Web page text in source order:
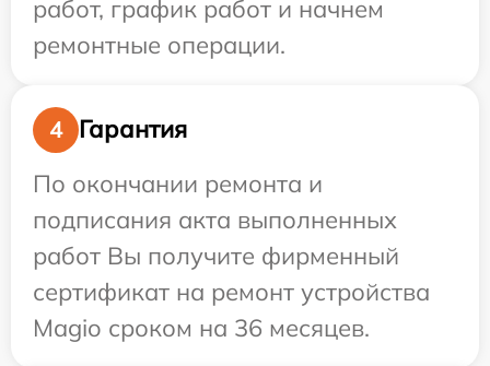
работ, график работ и начнем
ремонтные операции.
4
Гарантия
По окончании ремонта и
подписания акта выполненных
работ Вы получите фирменный
сертификат на ремонт устройства
Magio сроком на 36 месяцев.